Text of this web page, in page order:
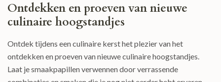
Ontdekken en proeven van nieuwe
culinaire hoogstandjes
Ontdek tijdens een culinaire kerst het plezier van het
ontdekken en proeven van nieuwe culinaire hoogstandjes.
Laat je smaakpapillen verwennen door verrassende